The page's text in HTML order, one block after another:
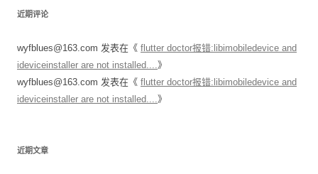
近期评论
wyfblues@163.com 发表在《 flutter doctor报错:libimobiledevice and
ideviceinstaller are not installed....》
wyfblues@163.com 发表在《 flutter doctor报错:libimobiledevice and
ideviceinstaller are not installed....》
近期文章